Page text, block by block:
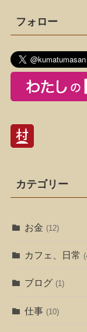
フォロー
カテゴリー
お金 (12)
カフェ、日常
ブログ (1)
仕事 (10)